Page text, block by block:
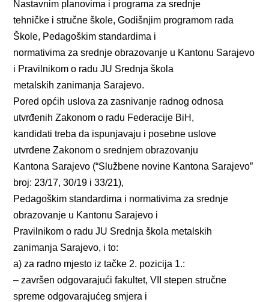
Nastavnim planovima i programa za srednje
tehničke i stručne škole, Godišnjim programom rada
Škole, Pedagoškim standardima i
normativima za srednje obrazovanje u Kantonu Sarajevo
i Pravilnikom o radu JU Srednja škola
metalskih zanimanja Sarajevo.
Pored općih uslova za zasnivanje radnog odnosa
utvrđenih Zakonom o radu Federacije BiH,
kandidati treba da ispunjavaju i posebne uslove
utvrđene Zakonom o srednjem obrazovanju
Kantona Sarajevo (“Službene novine Kantona Sarajevo”
broj: 23/17, 30/19 i 33/21),
Pedagoškim standardima i normativima za srednje
obrazovanje u Kantonu Sarajevo i
Pravilnikom o radu JU Srednja škola metalskih
zanimanja Sarajevo, i to:
a) za radno mjesto iz tačke 2. pozicija 1.:
– završen odgovarajući fakultet, VII stepen stručne
spreme odgovarajućeg smjera i